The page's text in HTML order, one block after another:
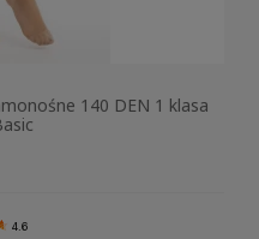
140 DEN 1 klasa
4.6